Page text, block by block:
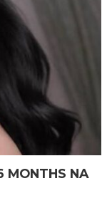
CRUZ
‘KAPUSO’ NA NGA
MONTHS NA